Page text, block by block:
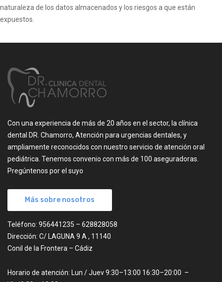
naturaleza de los datos almacenados y los riesgos a que están
expuestos.
Con una experiencia de más de 20 años en el sector, la clínica
dental DR. Chamorro, Atención para urgencias dentales, y
ampliamente reconocidos con nuestro servicio de atención oral
pediátrica. Tenemos convenio con más de 100 aseguradoras.
Pregúntenos por el suyo
Más sobre nosotros
Teléfono: 956441235 – 628828058
Dirección: C/ LAGUNA 9 A , 11140
Conil de la Frontera – Cádiz
Horario de atención: Lun / Juev 9:30–13:00 16:30–20:00 –